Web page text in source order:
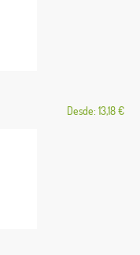
Desde: 13,18 €